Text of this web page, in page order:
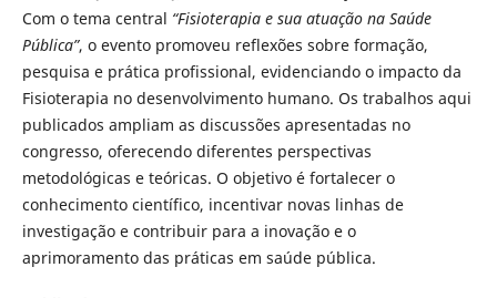
Com o tema central “Fisioterapia e sua atuação na Saúde
Pública”, o evento promoveu reflexões sobre formação,
pesquisa e prática profissional, evidenciando o impacto da
Fisioterapia no desenvolvimento humano. Os trabalhos aqui
publicados ampliam as discussões apresentadas no
congresso, oferecendo diferentes perspectivas
metodológicas e teóricas. O objetivo é fortalecer o
conhecimento científico, incentivar novas linhas de
investigação e contribuir para a inovação e o
aprimoramento das práticas em saúde pública.